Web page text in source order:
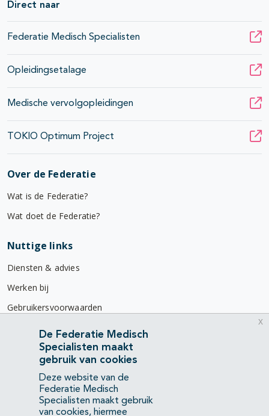
Direct naar
Federatie Medisch Specialisten
Opleidingsetalage
Medische vervolgopleidingen
TOKIO Optimum Project
Over de Federatie
Wat is de Federatie?
Wat doet de Federatie?
Nuttige links
Diensten & advies
Werken bij
Gebruikersvoorwaarden
Privacyverklaring
Contact
Mercatorlaan 1200
3528 BL Utrecht
De Federatie Medisch
Specialisten maakt
gebruik van cookies
Deze website van de
Federatie Medisch
Specialisten maakt gebruik
van cookies, hiermee
x